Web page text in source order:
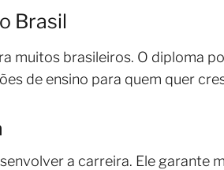
Brasil
muitos brasileiros. O diploma
de ensino para quem quer
a carreira. Ele garante